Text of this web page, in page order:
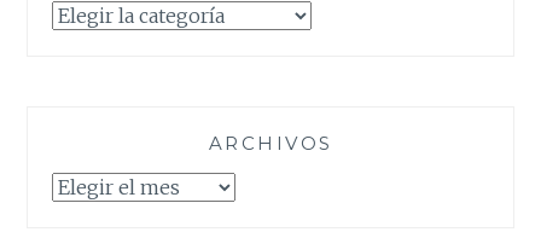
Categorías
ARCHIVOS
Archivos